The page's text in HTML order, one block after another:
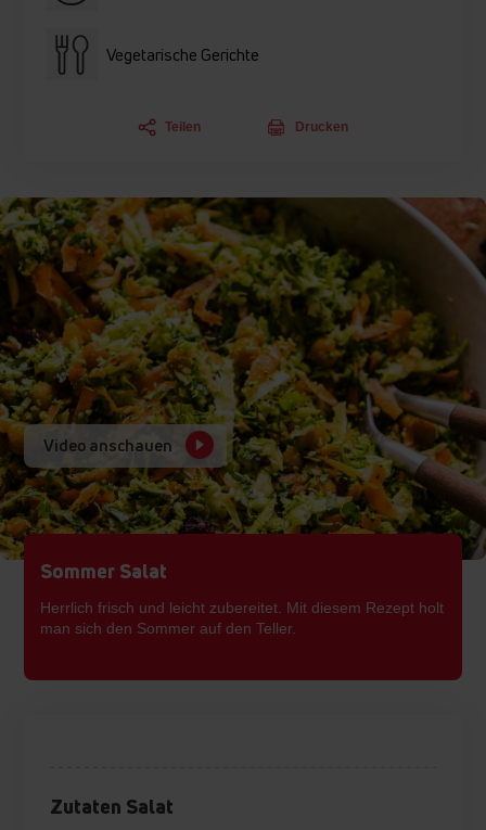
Vegetarische Gerichte
Teilen Drucken
Video anschauen
Sommer Salat
Herrlich frisch und leicht zubereitet. Mit diesem Rezept holt
man sich den Sommer auf den Teller.
Zutaten Salat